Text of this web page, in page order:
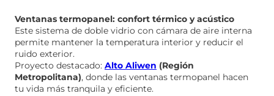
Ventanas termopanel: confort térmico y acústico
Este sistema de doble vidrio con cámara de aire interna
permite mantener la temperatura interior y reducir el
ruido exterior.
Proyecto destacado: Alto Aliwen (Región
Metropolitana), donde las ventanas termopanel hacen
tu vida más tranquila y eficiente.